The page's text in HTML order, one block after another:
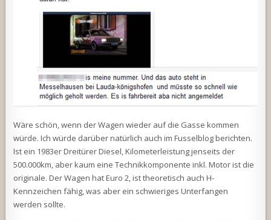
Wäre schön, wenn der Wagen wieder auf die Gasse kommen
würde. Ich würde darüber natürlich auch im Fusselblog berichten.
Ist ein 1983er Dreitürer Diesel, Kilometerleistung jenseits der
500.000km, aber kaum eine Technikkomponente inkl. Motor ist die
originale. Der Wagen hat Euro 2, ist theoretisch auch H-
Kennzeichen fähig, was aber ein schwieriges Unterfangen
werden sollte.